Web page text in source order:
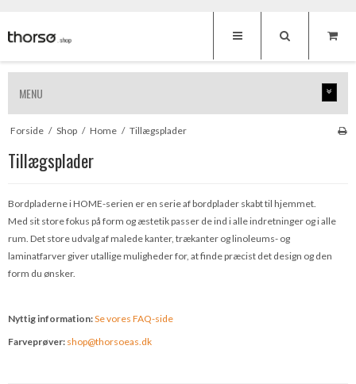
MENU
Forside / Shop / Home / Tillægsplader
Tillægsplader
Bordpladerne i HOME-serien er en serie af bordplader skabt til hjemmet.
Med sit store fokus på form og æstetik passer de ind i alle indretninger og i alle
rum. Det store udvalg af malede kanter, trækanter og linoleums- og
laminatfarver giver utallige muligheder for, at finde præcist det design og den
form du ønsker.
Nyttig information:Se vores FAQ-side
Farveprøver: shop@thorsoeas.dk